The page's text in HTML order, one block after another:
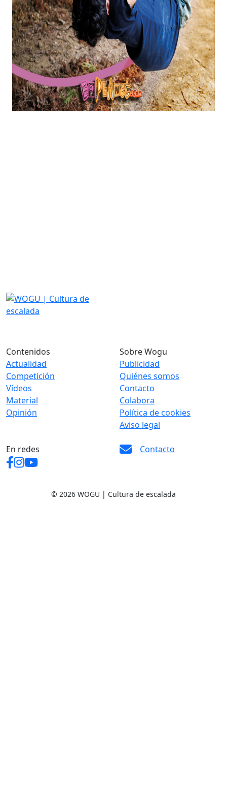
Contenidos
Actualidad
Competición
Vídeos
Material
Opinión
Sobre Wogu
Publicidad
Quiénes somos
Contacto
Colabora
Política de cookies
Aviso legal
En redes Contacto
© 2026 WOGU | Cultura de escalada